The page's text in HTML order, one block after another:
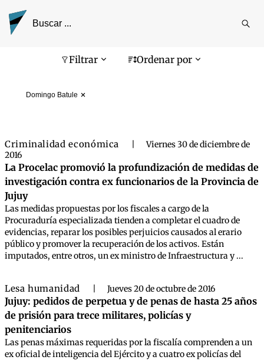
Filtrar Ordenar por
Domingo Batule
Pantalla de búsqueda
Criminalidad económica
Viernes 30 de diciembre de
2016
La Procelac promovió la profundización de medidas de
investigación contra ex funcionarios de la Provincia de
Jujuy
Las medidas propuestas por los fiscales a cargo de la
Procuraduría especializada tienden a completar el cuadro de
evidencias, reparar los posibles perjuicios causados al erario
público y promover la recuperación de los activos. Están
imputados, entre otros, un ex ministro de Infraestructura y ...
Lesa humanidad Jueves 20 de octubre de 2016
Jujuy: pedidos de perpetua y de penas de hasta 25 años
de prisión para trece militares, policías y
penitenciarios
Las penas máximas requeridas por la fiscalía comprenden a un
ex oficial de inteligencia del Ejército y a cuatro ex policías del